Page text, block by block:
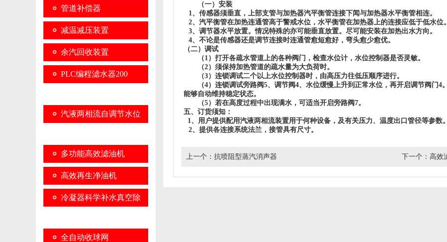
管道补偿器
减温减压装置
余汽回收装置
PLC编程滤水器200
汽液两相流自调节水位
多功能高效滤油机
高效再生净油机
冷凝器科学补水真空除
全自动收球网
（一）安装
1、传感器须垂直，上部支管与加热器汽平衡管连接下闻与加热器水平衡管相连。
2、汽平衡管在加热连通管高于警戒水位，水平衡管在加热器上的连接应低于低水位。
3、调节器水平放置。情况特殊的亦可能垂直放置。尽可能安装在加热出水方向。
4、不论是传感器还是调节连接时连通管愈短愈好，弯头愈少愈优。
（二）调试
（1）打开各疏水管道上的各种阀门，检查水位计，水位控制器是否灵敏。
（2）须保持加热管道的疏水量为大负荷时。
（3）连锁调试二个以上水位控制器时，由高压力往低压顺序进行。
（4）连锁调试旁路阀5、调节阀4、水位缓慢上升到正常水位，再开启调节阀门4
能够自动维持稳定状态。
（5）若在高度过程中出现满水，可适当开启旁路阀7。
五、订货须知：
1、用户提供配用汽液两相流装置用于何种设备，及有关压力、温度出口管径等参数。
2、提供各连接系统法兰，接管具有尺寸。
上一个： 抗喷阻型蒸汽消声器 下一个： 高效